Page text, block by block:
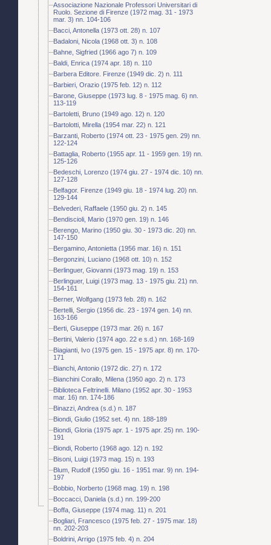
Associazione Nazionale Professori Universitari di
Ruolo. Sezione di Firenze (1972 mag. 31 - 1973
mar. 3) nn. 104-106
Bacci, Antonella (1973 ott. 28) n. 107
Badaloni, Nicola (1968 ott. 3) n. 108
Bahne, Sigfried (1966 ago 7) n. 109
Baldi, Enrica (1974 apr. 18) n. 110
Barbera Editore. Firenze (1949 dic. 2) n. 111
Barbieri, Orazio (1975 feb. 12) n. 112
Barone, Giuseppe (1973 lug. 8 - 1975 mag. 6) nn.
113-119
Bartoletti, Bruno (1949 ago. 12) n. 120
Bartolotti, Mirella (1954 mar. 22) n. 121
Barzanti, Roberto (1974 ott. 23 - 1975 gen. 29) nn.
122-124
Battaglia, Roberto (1955 apr. 11 - 1959 gen. 19) nn.
125-126
Bedeschi, Lorenzo (1974 giu. 27 - 1974 dic. 10) nn.
127-128
Belfagor. Firenze (1949 giu. 18 - 1974 lug. 20) nn.
129-144
Belvederi, Raffaele (1950 giu. 2) n. 145
Bendiscioli, Mario (1970 gen. 19) n. 146
Berengo, Marino (1950 giu. 30 - 1973 dic. 20) nn.
147-150
Bergamino, Antonietta (1956 mar. 16) n. 151
Bergonzini, Luciano (1968 ott. 10) n. 152
Berlinguer, Giovanni (1973 mag. 19) n. 153
Berlinguer, Luigi (1973 mag. 13 - 1975 giu. 21) nn.
154-161
Berner, Wolfgang (1973 feb. 28) n. 162
Bertelli, Sergio (1956 dic. 23 - 1974 gen. 14) nn.
163-166
Berti, Giuseppe (1973 mar. 26) n. 167
Bertini, Valerio (1974 ago. 22 e s.d.) nn. 168-169
Biagianti, Ivo (1975 gen. 15 - 1975 apr. 8) nn. 170-
171
Bianchi, Antonio (1972 dic. 27) n. 172
Bianchini Corallo, Milena (1950 ago. 2) n. 173
Biblioteca Feltrinelli. Milano (1952 apr. 30 - 1953
mar. 16) nn. 174-186
Binazzi, Andrea (s.d.) n. 187
Biondi, Giulio (1952 set. 4) nn. 188-189
Biondi, Gloria (1975 apr. 1 - 1975 apr. 25) nn. 190-
191
Biondi, Roberto (1968 ago. 12) n. 192
Bisoni, Luigi (1973 mag. 15) n. 193
Blum, Rudolf (1950 giu. 16 - 1951 mar. 9) nn. 194-
197
Bobbio, Norberto (1968 mag. 19) n. 198
Boccacci, Daniela (s.d.) nn. 199-200
Boffa, Giuseppe (1974 mag. 11) n. 201
Bogliari, Francesco (1975 feb. 27 - 1975 mar. 18)
nn. 202-203
Boldrini, Arrigo (1975 feb. 4) n. 204